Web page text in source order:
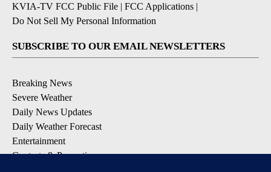
KVIA-TV FCC Public File | FCC Applications |
Do Not Sell My Personal Information
SUBSCRIBE TO OUR EMAIL NEWSLETTERS
Breaking News
Severe Weather
Daily News Updates
Daily Weather Forecast
Entertainment
Contests & Promotions